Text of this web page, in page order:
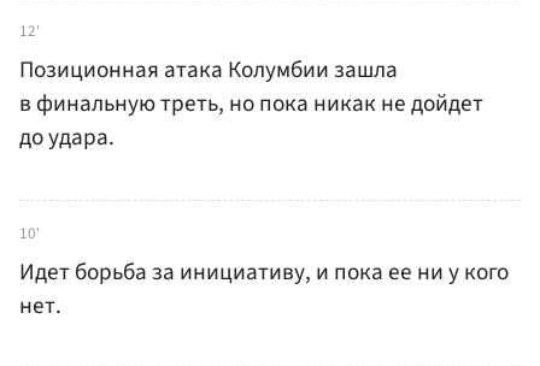
12'
Позиционная атака Колумбии зашла
в финальную треть, но пока никак не дойдет
до удара.
10'
Идет борьба за инициативу, и пока ее ни у кого
нет.